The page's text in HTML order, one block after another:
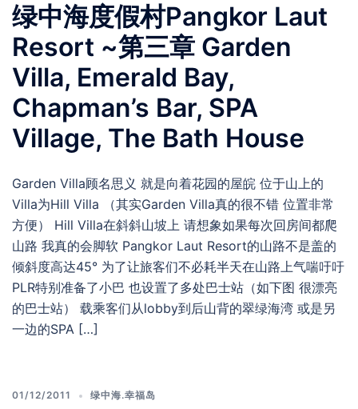
绿中海度假村Pangkor Laut
Resort ~第三章 Garden
Villa, Emerald Bay,
Chapman’s Bar, SPA
Village, The Bath House
Garden Villa顾名思义 就是向着花园的屋皖 位于山上的
Villa为Hill Villa （其实Garden Villa真的很不错 位置非常
方便） Hill Villa在斜斜山坡上 请想象如果每次回房间都爬
山路 我真的会脚软 Pangkor Laut Resort的山路不是盖的
倾斜度高达45° 为了让旅客们不必耗半天在山路上气喘吁吁
PLR特别准备了小巴 也设置了多处巴士站（如下图 很漂亮
的巴士站） 载乘客们从lobby到后山背的翠绿海湾 或是另
一边的SPA […]
01/12/2011 绿中海.幸福岛